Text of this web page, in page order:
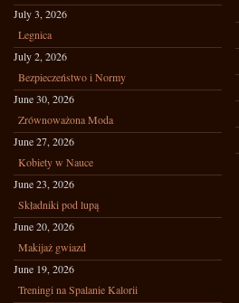
July 3, 2026
Legnica
July 2, 2026
Bezpieczeństwo i Normy
June 30, 2026
Zrównoważona Moda
June 27, 2026
Kobiety w Nauce
June 23, 2026
Składniki pod lupą
June 20, 2026
Makijaż gwiazd
June 19, 2026
Treningi na Spalanie Kalorii